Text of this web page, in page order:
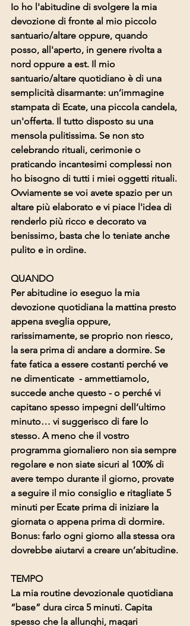
Io ho l'abitudine di svolgere la mia
devozione di fronte al mio piccolo
santuario/altare oppure, quando
posso, all'aperto, in genere rivolta a
nord oppure a est. Il mio
santuario/altare quotidiano è di una
semplicità disarmante: un’immagine
stampata di Ecate, una piccola candela,
un'offerta. Il tutto disposto su una
mensola pulitissima. Se non sto
celebrando rituali, cerimonie o
praticando incantesimi complessi non
ho bisogno di tutti i miei oggetti rituali.
Ovviamente se voi avete spazio per un
altare più elaborato e vi piace l'idea di
renderlo più ricco e decorato va
benissimo, basta che lo teniate anche
pulito e in ordine.
QUANDO
Per abitudine io eseguo la mia
devozione quotidiana la mattina presto
appena sveglia oppure,
rarissimamente, se proprio non riesco,
la sera prima di andare a dormire. Se
fate fatica a essere costanti perché ve
ne dimenticate  - ammettiamolo,
succede anche questo - o perché vi
capitano spesso impegni dell’ultimo
minuto… vi suggerisco di fare lo
stesso. A meno che il vostro
programma giornaliero non sia sempre
regolare e non siate sicuri al 100% di
avere tempo durante il giorno, provate
a seguire il mio consiglio e ritagliate 5
minuti per Ecate prima di iniziare la
giornata o appena prima di dormire.
Bonus: farlo ogni giorno alla stessa ora
dovrebbe aiutarvi a creare un’abitudine.
TEMPO
La mia routine devozionale quotidiana
“base” dura circa 5 minuti. Capita
spesso che la allunghi, magari